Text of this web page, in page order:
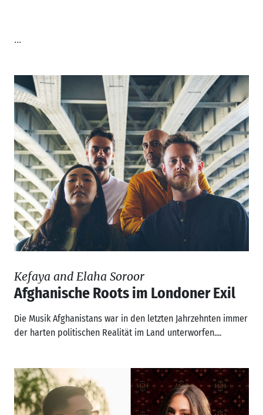
...
Kefaya and Elaha Soroor
Afghanische Roots im Londoner Exil
Die Musik Afghanistans war in den letzten Jahrzehnten immer
der harten politischen Realität im Land unterworfen....